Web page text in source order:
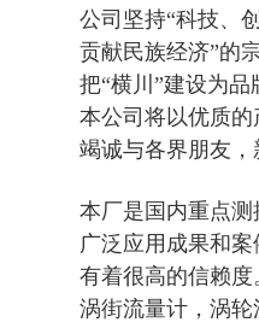
公司坚持“科技、
贡献民族经济”的
把“横川”建设为品
本公司将以优质
竭诚与各界朋友
本厂是国内重点
广泛应用成果和
有着很高的信赖
涡街流量计，涡